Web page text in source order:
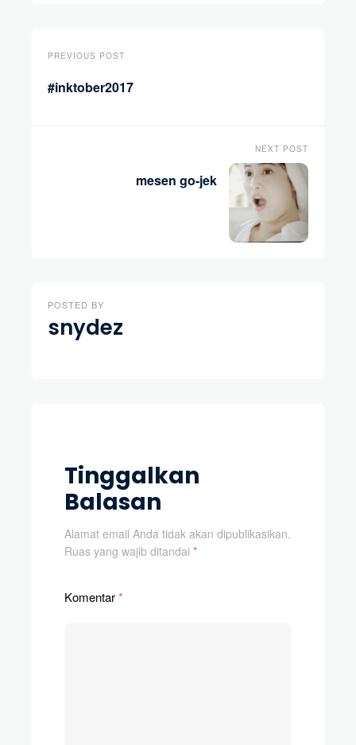
PREVIOUS POST
#inktober2017
NEXT POST
mesen go-jek
POSTED BY
snydez
Tinggalkan
Balasan
Alamat email Anda tidak akan dipublikasikan.
Ruas yang wajib ditandai *
Komentar*